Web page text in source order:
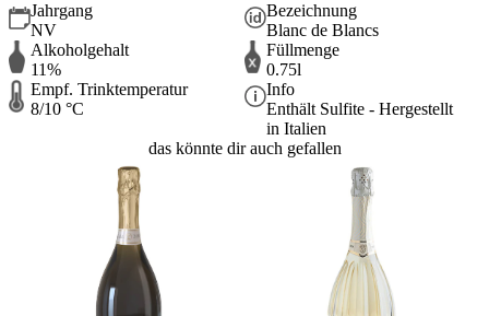
Jahrgang
NV
Bezeichnung
Blanc de Blancs
Alkoholgehalt
11%
Füllmenge
0.75l
Empf. Trinktemperatur
8/10 °C
Info
Enthält Sulfite - Hergestellt
in Italien
das könnte dir auch gefallen